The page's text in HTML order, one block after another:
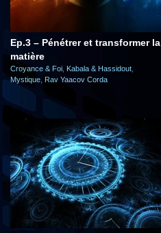
Ep.3 – Pénétrer et transformer la
matière
Croyance & Foi Kabala & Hassidout
Mystique Rav Yaacov Corda